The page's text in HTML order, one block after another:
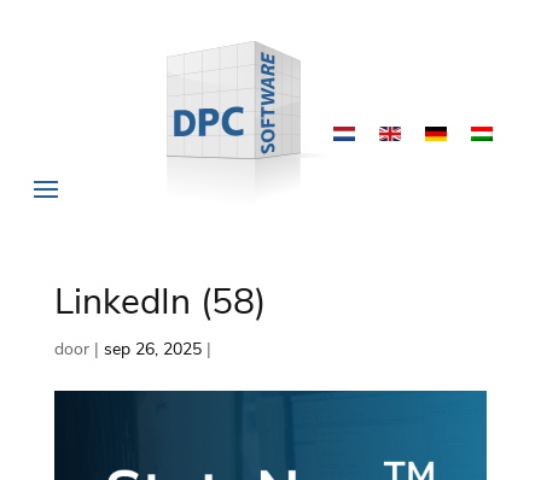
LinkedIn (58)
door | sep 26, 2025|